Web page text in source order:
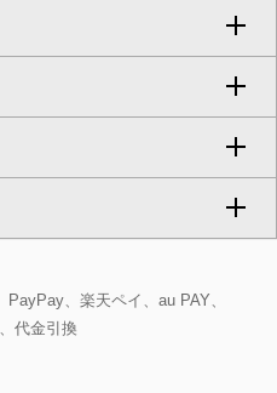
ド
、楽天ペイ、au PAY、
代金引換